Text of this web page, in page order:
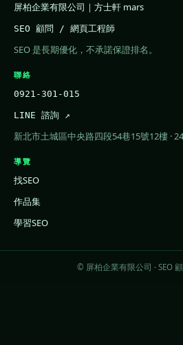
屏柏企業有限公司｜方士軒 mars
SEO 顧問 / 網頁工程師
SEO 是長期優化，不承諾保證排名。
聯絡
0921-301-015
LINE 諮詢 ↗
新北市土城區中央路四段54巷15號12樓 ·
導覽
找SEO
作品集
學習SEO
© 屏柏企業有限公司 · SEO